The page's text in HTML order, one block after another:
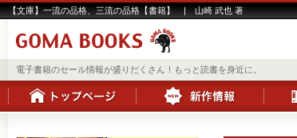
【文庫】一流の品格、三流の品格【書籍】 | 山崎 武也 著
電子書籍のセール情報が盛りだくさん！もっと読書を身近に。